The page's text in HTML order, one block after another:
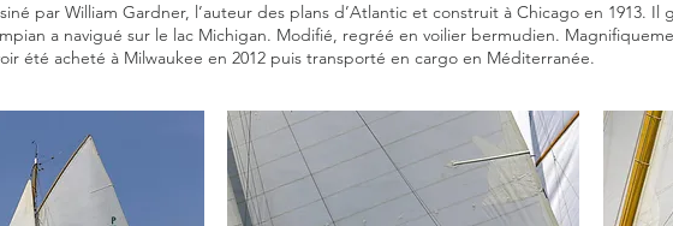
par William Gardner, l’auteur des plans d’Atlantic et construit à Chicago en 1913. Il
a navigué sur le lac Michigan. Modifié, regréé en voilier bermudien.
été acheté à Milwaukee en 2012 puis transporté en cargo en Méditerranée.